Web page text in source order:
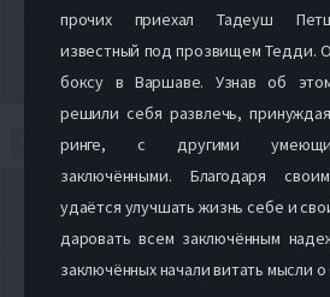
прочих приехал Тадеуш
известный под прозвищем Тедди.
боксу в Варшаве. Узнав об
решили себя развлечь,
ринге, с другими
заключёнными. Благодаря
удаётся улучшать жизнь себе и
даровать всем заключённым
заключённых начали витать мысли о